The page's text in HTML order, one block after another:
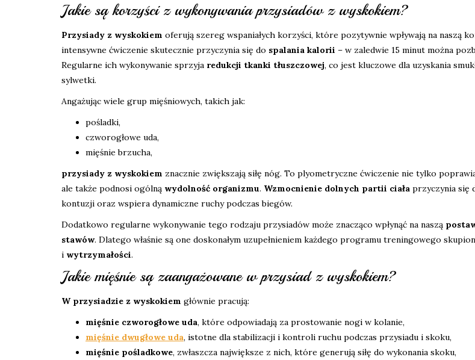
Jakie są korzyści z wykonywania przysiadów z wyskokiem?
Przysiady z wyskokiem oferują szereg wspaniałych korzyści, które pozytywnie wpływają na naszą
intensywne ćwiczenie skutecznie przyczynia się do spalania kalorii – w zaledwie 15 minut można
Regularne ich wykonywanie sprzyja redukcji tkanki tłuszczowej, co jest kluczowe dla uzyskania
sylwetki.
Angażując wiele grup mięśniowych, takich jak:
pośladki,
czworogłowe uda,
mięśnie brzucha,
przysiady z wyskokiem znacznie zwiększają siłę nóg. To plyometryczne ćwiczenie nie tylko
ale także podnosi ogólną wydolność organizmu. Wzmocnienie dolnych partii ciała przyczynia się
kontuzji oraz wspiera dynamiczne ruchy podczas biegów.
Dodatkowo regularne wykonywanie tego rodzaju przysiadów może znacząco wpłynąć na naszą
stawów. Dlatego właśnie są one doskonałym uzupełnieniem każdego programu treningowego
i wytrzymałości.
Jakie mięśnie są zaangażowane w przysiad z wyskokiem?
W przysiadzie z wyskokiem głównie pracują:
mięśnie czworogłowe uda, które odpowiadają za prostowanie nogi w kolanie,
mięśnie dwugłowe uda, istotne dla stabilizacji i kontroli ruchu podczas przysiadu i skoku,
mięśnie pośladkowe, zwłaszcza największe z nich, które generują siłę do wykonania skoku,